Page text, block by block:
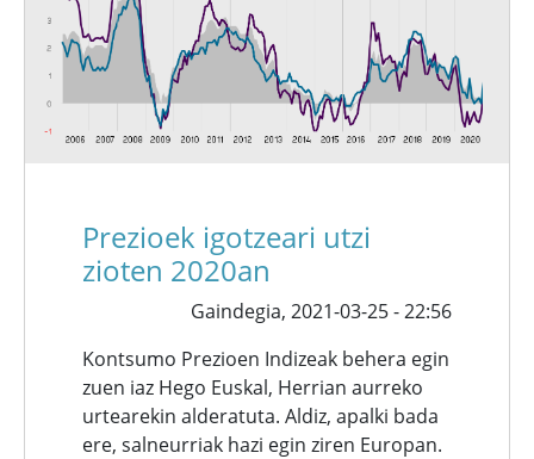
Prezioek igotzeari utzi
zioten 2020an
Gaindegia, 2021-03-25 - 22:56
Kontsumo Prezioen Indizeak behera egin
zuen iaz Hego Euskal, Herrian aurreko
urtearekin alderatuta. Aldiz, apalki bada
ere, salneurriak hazi egin ziren Europan.